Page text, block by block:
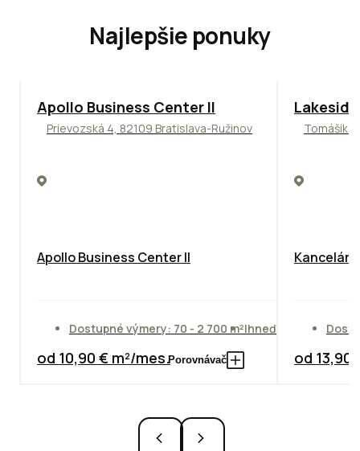
Najlepšie ponuky
TOP NOVINKA ODPORÚČAME
Apollo Business Center II
Prievozská 4, 82109 Bratislava-Ružinov
Apollo Business Center II
Dostupné výmery: 70 - 2 700 m²Ihneď
od 10,90 € m²/mes.Porovnávač od 13,90